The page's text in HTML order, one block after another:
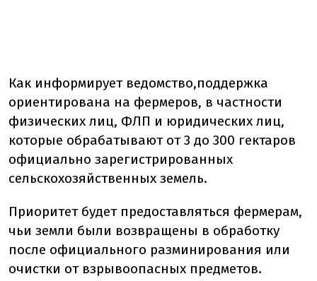
Как информирует ведомство,поддержка
ориентирована на фермеров, в частности
физических лиц, ФЛП и юридических лиц,
которые обрабатывают от 3 до 300 гектаров
официально зарегистрированных
сельскохозяйственных земель.
Приоритет будет предоставляться фермерам,
чьи земли были возвращены в обработку
после официального разминирования или
очистки от взрывоопасных предметов.